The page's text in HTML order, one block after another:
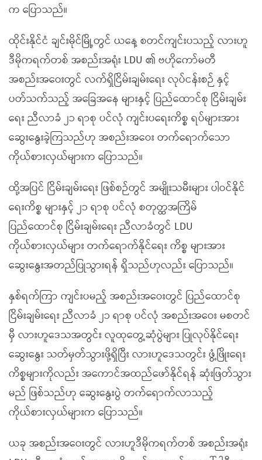
က ပြောသည်။
ထိုင်းနိုင်ငံ ချင်းမိုင်မြို့တွင် ယနေ့ စတင်ကျင်းပသည့် လားဟူ
ဒီမိုကရက်တစ် အစည်းအရုံး LDU ၏ ဗဟိုကော်မတီ
အစည်းအဝေးတွင် လက်ရှိငြိမ်းချမ်းရေး လုပ်ငန်းစဉ် နှင့်
ပတ်သက်သည့် အခြေအနေ များနှင့် ပြည်ထောင်စု ငြိမ်းချမ်း
ရေး ညီလာခံ ၂၁ ရာစု ပင်လုံ ကျင်းပရေးကိစ္စ ရပ်များအား
ဆွေးနွေးခဲ့ကြသည်ဟု အစည်းအဝေး တက်ရောက်သော
ကိုယ်စားလှယ်များက ပြောသည်။
ထို့အပြင် ငြိမ်းချမ်းရေး ဖြစ်စဉ်တွင် အမျိုးသမီးများ ပါဝင်နိုင်
ရေးကိစ္စ များနှင့် ၂၁ ရာစု ပင်လုံ စတုတ္ထအကြိမ်
ပြည်ထောင်စု ငြိမ်းချမ်းရေး ညီလာခံတွင် LDU
ကိုယ်စားလှယ်များ တက်ရောက်နိုင်ရေး ကိစ္စ များအား
ဆွေးနွေးအတည်ပြုသွားရန် ရှိသည်ဟုလည်း ပြောသည်။
နှစ်ရက်ကြာ ကျင်းပမည့် အစည်းအဝေးတွင် ပြည်ထောင်စု
ငြိမ်းချမ်းရေး ညီလာခံ ၂၁ ရာစု ပင်လုံ အစည်းအဝေး မစတင်
မှီ လားဟူဒေသအတွင်း လူထုတွေ့ဆုံပွဲများ ပြုလုပ်နိုင်ရေး
ဆွေးနွေး သတ်မှတ်သွားဖို့ရှိပြီး လားဟူဒေသတွင်း ဖွံ့ဖြိုးရေး
ကိစ္စများကိုလည်း အကောင်အထည်ဖော်နိုင်ရန် ဆုံးဖြတ်သွား
မည် ဖြစ်သည်ဟု ဆွေးနွေးပွဲ တက်ရောက်လာသည့်
ကိုယ်စားလှယ်များက ပြောသည်။
ယခု အစည်းအဝေးတွင် လားဟူဒီမိုကရက်တစ် အစည်းအရုံး